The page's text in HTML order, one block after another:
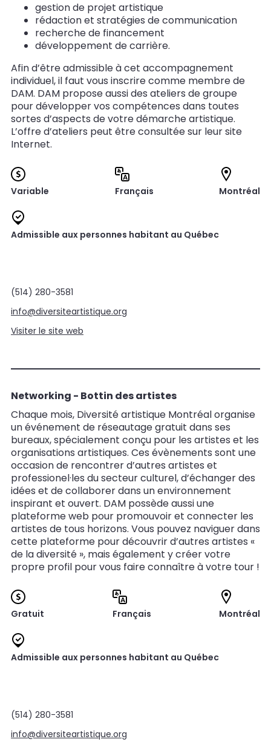
gestion de projet artistique
rédaction et stratégies de communication
recherche de financement
développement de carrière.
Afin d’être admissible à cet accompagnement
individuel, il faut vous inscrire comme membre de
DAM. DAM propose aussi des ateliers de groupe
pour développer vos compétences dans toutes
sortes d’aspects de votre démarche artistique.
L’offre d’ateliers peut être consultée sur leur site
Internet.
Variable Français Montréal
Admissible aux personnes habitant au Québec
(514) 280-3581
info@diversiteartistique.org
Visiter le site web
Networking - Bottin des artistes
Chaque mois, Diversité artistique Montréal organise
un événement de réseautage gratuit dans ses
bureaux, spécialement conçu pour les artistes et les
organisations artistiques. Ces évènements sont une
occasion de rencontrer d’autres artistes et
professionel·les du secteur culturel, d’échanger des
idées et de collaborer dans un environnement
inspirant et ouvert. DAM possède aussi une
plateforme web pour promouvoir et connecter les
artistes de tous horizons. Vous pouvez naviguer dans
cette plateforme pour découvrir d’autres artistes «
de la diversité », mais également y créer votre
propre profil pour vous faire connaître à votre tour !
Gratuit Français Montréal
Admissible aux personnes habitant au Québec
(514) 280-3581
info@diversiteartistique.org